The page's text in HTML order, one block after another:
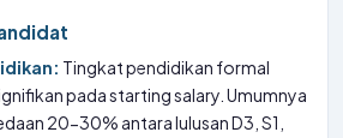
Tingkat pendidikan formal
pada starting salary. Umumnya
20-30% antara lulusan D3, S1,